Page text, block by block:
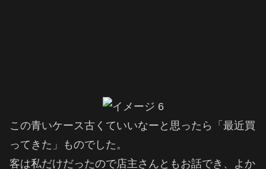
この青いケース古くていいなーと思ったら「最近買
ってきた」ものでした。
客は私だけだったので店主さんともお話でき、よか